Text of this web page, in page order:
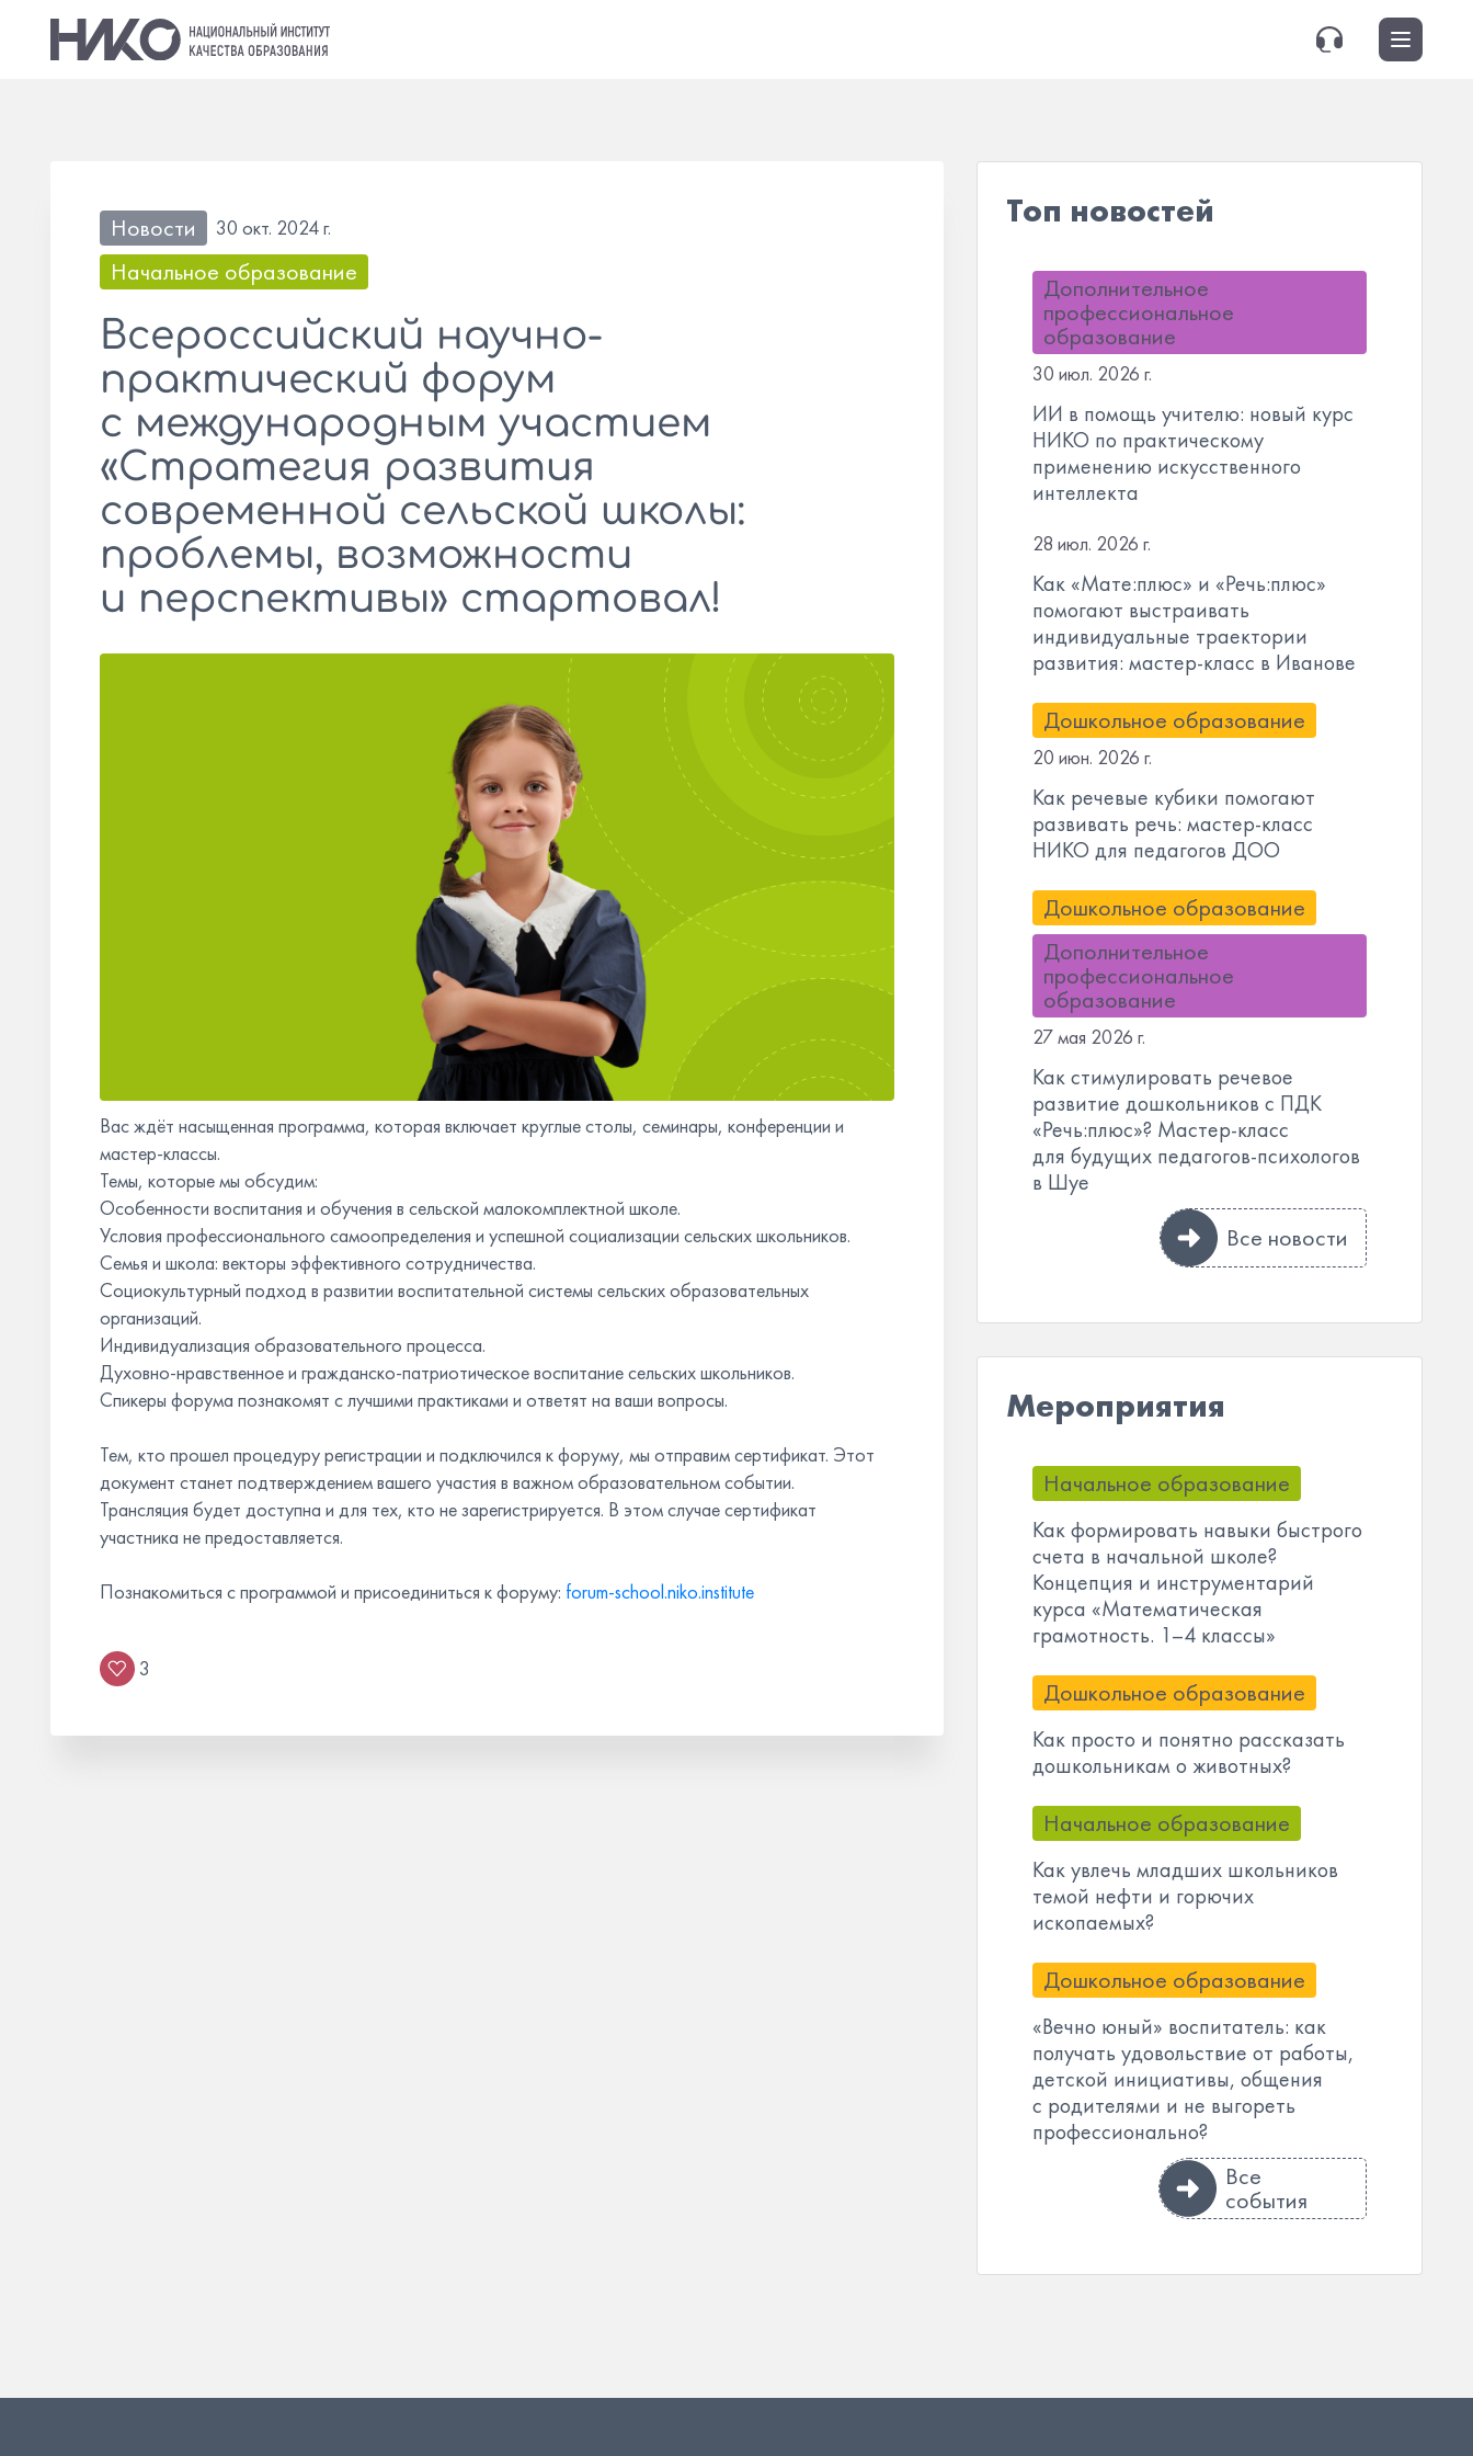
Новости 30 окт. 2024 г.
Начальное образование
Всероссийский научно-
практический форум
с международным участием
«Стратегия развития
современной сельской школы:
проблемы, возможности
и перспективы» стартовал!
Вас ждёт насыщенная программа, которая включает круглые столы, семинары, конференции и
мастер-классы.
Темы, которые мы обсудим:
Особенности воспитания и обучения в сельской малокомплектной школе.
Условия профессионального самоопределения и успешной социализации сельских школьников.
Семья и школа: векторы эффективного сотрудничества.
Социокультурный подход в развитии воспитательной системы сельских образовательных
организаций.
Индивидуализация образовательного процесса.
Духовно-нравственное и гражданско-патриотическое воспитание сельских школьников.
Спикеры форума познакомят с лучшими практиками и ответят на ваши вопросы.
Тем, кто прошел процедуру регистрации и подключился к форуму, мы отправим сертификат. Этот
документ станет подтверждением вашего участия в важном образовательном событии.
Трансляция будет доступна и для тех, кто не зарегистрируется. В этом случае сертификат
участника не предоставляется.
Познакомиться с программой и присоединиться к форуму: forum-school.niko.institute
3
Топ новостей
Дополнительное
профессиональное
образование
30 июл. 2026 г.
ИИ в помощь учителю: новый курс
НИКО по практическому
применению искусственного
интеллекта
28 июл. 2026 г.
Как «Мате:плюс» и «Речь:плюс»
помогают выстраивать
индивидуальные траектории
развития: мастер-класс в Иванове
Дошкольное образование
20 июн. 2026 г.
Как речевые кубики помогают
развивать речь: мастер-класс
НИКО для педагогов ДОО
Дошкольное образование
Дополнительное
профессиональное
образование
27 мая 2026 г.
Как стимулировать речевое
развитие дошкольников с ПДК
«Речь:плюс»? Мастер-класс
для будущих педагогов-психологов
в Шуе
Все новости
Мероприятия
Начальное образование
Как формировать навыки быстрого
счета в начальной школе?
Концепция и инструментарий
курса «Математическая
грамотность. 1–4 классы»
Дошкольное образование
Как просто и понятно рассказать
дошкольникам о животных?
Начальное образование
Как увлечь младших школьников
темой нефти и горючих
ископаемых?
Дошкольное образование
«Вечно юный» воспитатель: как
получать удовольствие от работы,
детской инициативы, общения
с родителями и не выгореть
профессионально?
Все
события